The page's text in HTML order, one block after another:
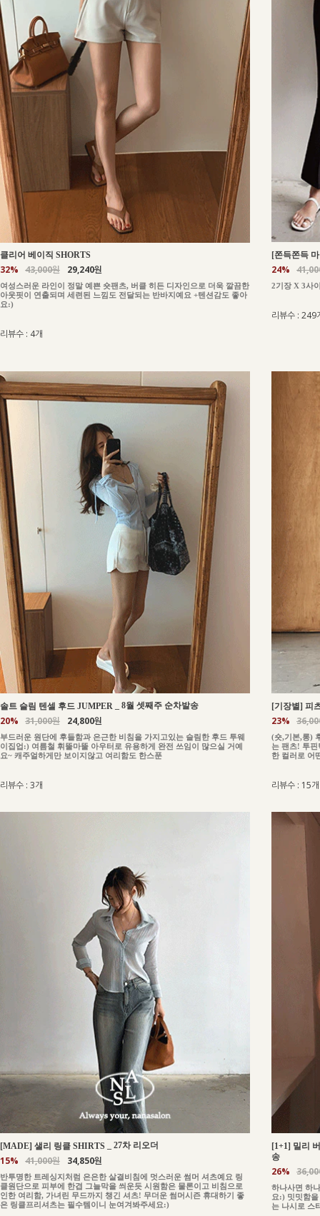
클리어 베이직 SHORTS
32% 43,000원 29,240원
여성스러운 라인이 정말 예쁜 숏팬츠, 버클 히든 디자인으로 더욱 깔끔한
아웃핏이 연출되며 세련된 느낌도 전달되는 반바지예요 +텐션감도 좋아
요:)
리뷰수 : 4개
[쫀득쫀득
24%
2기장 X 3사
리뷰수 : 249
솔트 슬림 텐셀 후드 JUMPER 8월 셋째주 순차발송
20% 31,000원 24,800원
부드러운 원단에 후들함과 은근한 비침을 가지고있는 슬림한 후드 투웨
이집업:) 여름철 휘뚤마뚤 아우터로 유용하게 완전 쓰임이 많으실 거예
요~ 캐주얼하게만 보이지않고 여리함도 한스푼
리뷰수 : 3개
[기장별] 피
23%
(숏,기본,롱)
는 팬츠! 투
한 컬러로 어
리뷰수 : 15개
[MADE] 샐리 링클 SHIRTS 27차 리오더
15% 41,000원 34,850원
반투명한 트레싱지처럼 은은한 살결비침에 멋스러운 썸머 셔츠예요 링
클원단으로 피부에 한겹 그늘막을 씌운듯 시원함은 물론이고 비침으로
인한 여리함, 가녀린 무드까지 챙긴 셔츠! 무더운 썸머시즌 휴대하기 좋
은 링클프리셔츠는 필수템이니 눈여겨봐주세요:)
[1+1] 밀리
송
26%
하나사면 하
요:) 밋밋함
는 나시로 스